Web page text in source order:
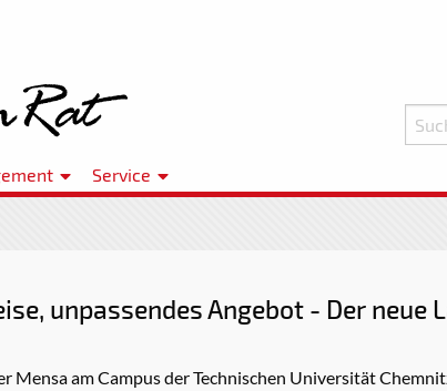
Service
unpassendes Angebot - Der neue
am Campus der Technischen Universität